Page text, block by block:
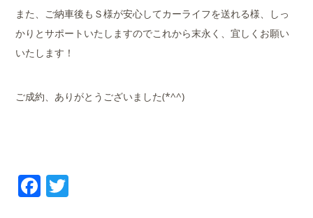
また、ご納車後もＳ様が安心してカーライフを送れる様、しっ
かりとサポートいたしますのでこれから末永く、宜しくお願い
いたします！
ご成約、ありがとうございました(*^^)
Facebook